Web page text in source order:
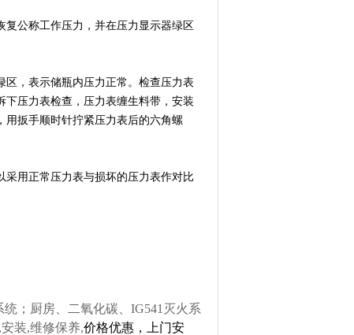
复公称工作压力，并在压力显示器绿区
区，表示储瓶内压力正常。检查压力表
压力表检查，压力表缠生料带，安装
扳手顺时针拧紧压力表后的六角螺
用正常压力表与损坏的压力表作对比
；厨房、二氧化碳、IG541灭火系
装,维修保养,价格优惠，上门安